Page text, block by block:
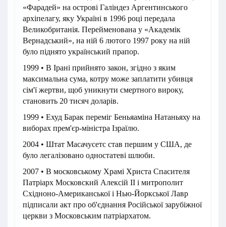
«Фарадей» на острові Галіндез Аргентинського
архіпелагу, яку Україні в 1996 році передала
Великобританія. Перейменована у «Академік
Вернадський», на ній 6 лютого 1997 року на ній
було піднято український прапор.
1999 • В Ірані прийнято закон, згідно з яким
максимальна сума, котру може заплатити убивця
сім'ї жертви, щоб уникнути смертного вироку,
становить 20 тисяч доларів.
1999 • Ехуд Барак переміг Беньяаміна Натаньяху на
виборах прем'єр-міністра Ізраїлю.
2004 • Штат Масачусетс став першим у США, де
було легалізовано одностатеві шлюби.
2007 • В московському Храмі Христа Спасителя
Патріарх Московский Алексій II і митрополит
Східноно-Американської і Нью-Йоркської Лавр
підписали акт про об'єднання Російської зарубіжної
церкви з Московським патріархатом.